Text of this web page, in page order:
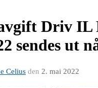
Driv IL
sendes ut
Celius den 2. mai 2022